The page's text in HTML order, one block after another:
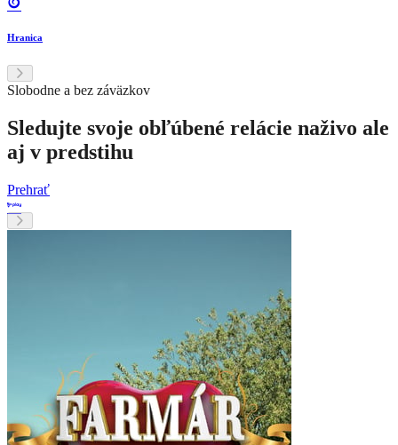
Hranica
Slobodne a bez záväzkov
Sledujte svoje obľúbené relácie naživo ale
aj v predstihu
Prehrať